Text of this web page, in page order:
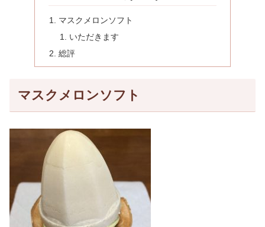
マスクメロンソフト
いただきます
総評
マスクメロンソフト